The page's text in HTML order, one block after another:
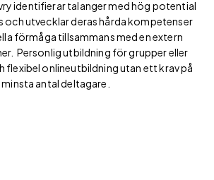
identifierar talanger med hög potential
och utvecklar deras hårda kompetenser
förmåga tillsammans med en extern
Personlig utbildning för grupper eller
flexibel onlineutbildning utan ett krav på
minsta antal deltagare.